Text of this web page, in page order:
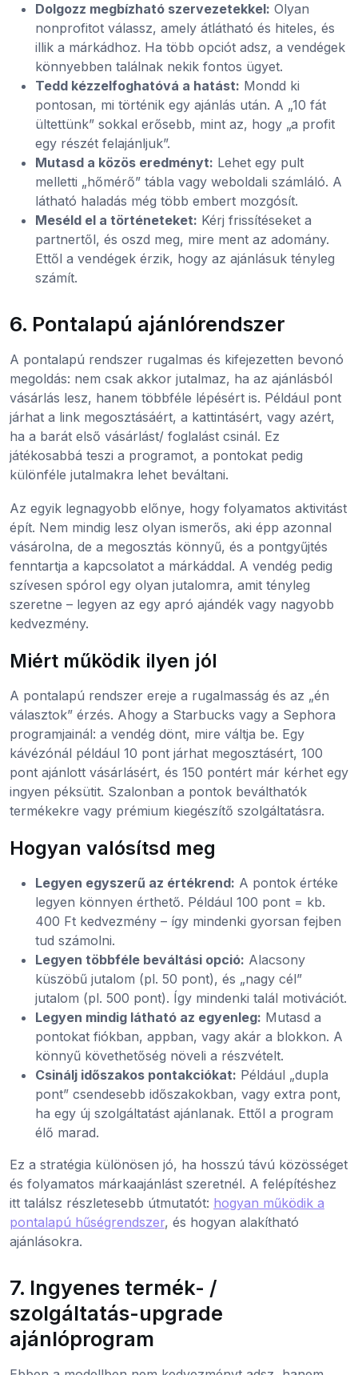
Dolgozz megbízható szervezetekkel: Olyan
nonprofitot válassz, amely átlátható és hiteles, és
illik a márkádhoz. Ha több opciót adsz, a vendégek
könnyebben találnak nekik fontos ügyet.
Tedd kézzelfoghatóvá a hatást: Mondd ki
pontosan, mi történik egy ajánlás után. A „10 fát
ültettünk” sokkal erősebb, mint az, hogy „a profit
egy részét felajánljuk”.
Mutasd a közös eredményt: Lehet egy pult
melletti „hőmérő” tábla vagy weboldali számláló. A
látható haladás még több embert mozgósít.
Meséld el a történeteket: Kérj frissítéseket a
partnertől, és oszd meg, mire ment az adomány.
Ettől a vendégek érzik, hogy az ajánlásuk tényleg
számít.
6. Pontalapú ajánlórendszer
A pontalapú rendszer rugalmas és kifejezetten bevonó
megoldás: nem csak akkor jutalmaz, ha az ajánlásból
vásárlás lesz, hanem többféle lépésért is. Például pont
járhat a link megosztásáért, a kattintásért, vagy azért,
ha a barát első vásárlást/ foglalást csinál. Ez
játékosabbá teszi a programot, a pontokat pedig
különféle jutalmakra lehet beváltani.
Az egyik legnagyobb előnye, hogy folyamatos aktivitást
épít. Nem mindig lesz olyan ismerős, aki épp azonnal
vásárolna, de a megosztás könnyű, és a pontgyűjtés
fenntartja a kapcsolatot a márkáddal. A vendég pedig
szívesen spórol egy olyan jutalomra, amit tényleg
szeretne – legyen az egy apró ajándék vagy nagyobb
kedvezmény.
Miért működik ilyen jól
A pontalapú rendszer ereje a rugalmasság és az „én
választok” érzés. Ahogy a Starbucks vagy a Sephora
programjainál: a vendég dönt, mire váltja be. Egy
kávézónál például 10 pont járhat megosztásért, 100
pont ajánlott vásárlásért, és 150 pontért már kérhet egy
ingyen péksütit. Szalonban a pontok beválthatók
termékekre vagy prémium kiegészítő szolgáltatásra.
Hogyan valósítsd meg
Legyen egyszerű az értékrend: A pontok értéke
legyen könnyen érthető. Például 100 pont = kb.
400 Ft kedvezmény – így mindenki gyorsan fejben
tud számolni.
Legyen többféle beváltási opció: Alacsony
küszöbű jutalom (pl. 50 pont), és „nagy cél”
jutalom (pl. 500 pont). Így mindenki talál motivációt.
Legyen mindig látható az egyenleg: Mutasd a
pontokat fiókban, appban, vagy akár a blokkon. A
könnyű követhetőség növeli a részvételt.
Csinálj időszakos pontakciókat: Például „dupla
pont” csendesebb időszakokban, vagy extra pont,
ha egy új szolgáltatást ajánlanak. Ettől a program
élő marad.
Ez a stratégia különösen jó, ha hosszú távú közösséget
és folyamatos márkaajánlást szeretnél. A felépítéshez
itt találsz részletesebb útmutatót: hogyan működik a
pontalapú hűségrendszer, és hogyan alakítható
ajánlásokra.
7. Ingyenes termék- /
szolgáltatás-upgrade
ajánlóprogram